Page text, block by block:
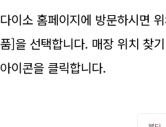
다이소 홈페이지에 방문하시면
품]을 선택합니다. 매장 위치 찾
아이콘을 클릭합니다.